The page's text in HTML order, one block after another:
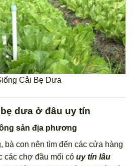
Cải Bẹ Dưa
dưa ở đâu uy tín
sản địa phương
con nên tìm đến các cửa hàng
các chợ đầu mối có uy tín lâu